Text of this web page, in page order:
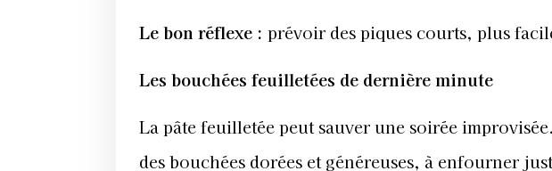
Le bon réflexe : prévoir des piques courts, plus
Les bouchées feuilletées de dernière minute
La pâte feuilletée peut sauver une soirée
des bouchées dorées et généreuses, à enfourner